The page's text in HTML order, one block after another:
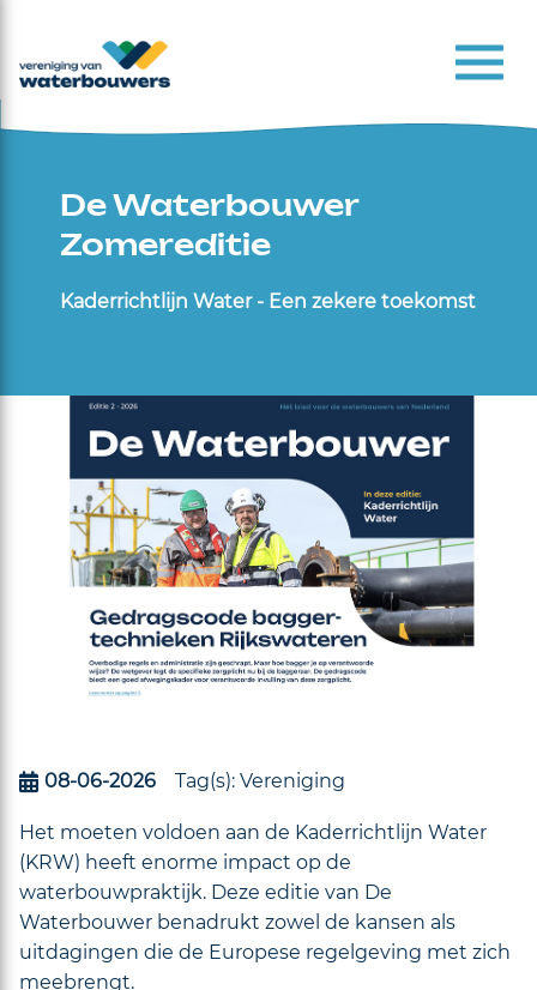
De Waterbouwer
Zomereditie
Kaderrichtlijn Water - Een zekere toekomst
08-06-2026 Tag(s): Vereniging
Het moeten voldoen aan de Kaderrichtlijn Water
(KRW) heeft enorme impact op de
waterbouwpraktijk. Deze editie van De
Waterbouwer benadrukt zowel de kansen als
uitdagingen die de Europese regelgeving met zich
meebrengt.